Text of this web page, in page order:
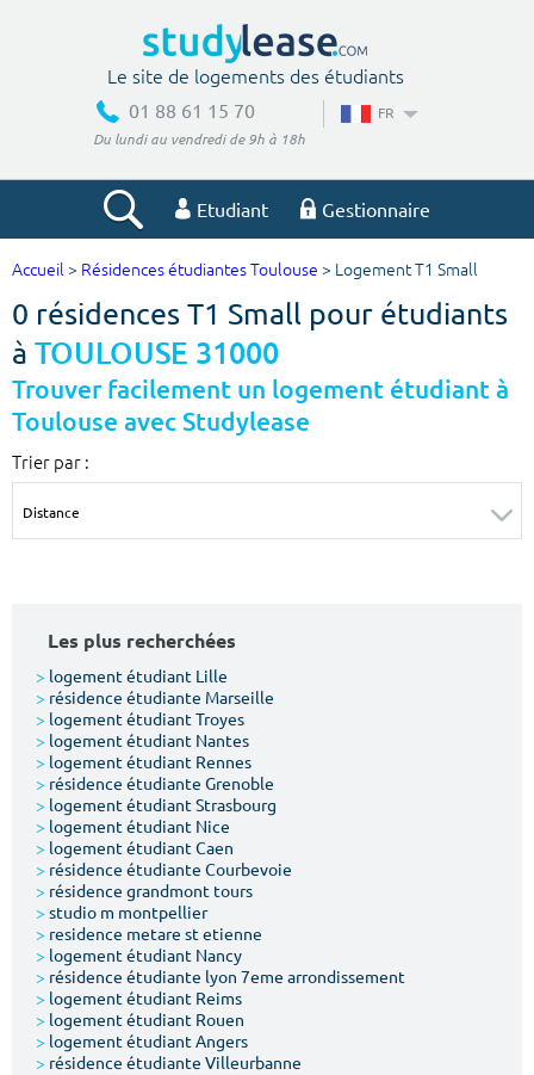
Le site de logements des étudiants
01 88 61 15 70
Du lundi au vendredi de 9h à 18h
FR
Etudiant Gestionnaire
Votre recherche
Ville, école
Type de location
Votre date d'entrée
Accueil > Résidences étudiantes Toulouse > Logement T1 Small
0 résidences T1 Small pour étudiants
à TOULOUSE 31000
Trouver facilement un logement étudiant à
Toulouse avec Studylease
Trier par :
Les plus recherchées
> logement étudiant Lille
> résidence étudiante Marseille
> logement étudiant Troyes
> logement étudiant Nantes
> logement étudiant Rennes
> résidence étudiante Grenoble
> logement étudiant Strasbourg
> logement étudiant Nice
> logement étudiant Caen
> résidence étudiante Courbevoie
> résidence grandmont tours
> studio m montpellier
> residence metare st etienne
> logement étudiant Nancy
> résidence étudiante lyon 7eme arrondissement
> logement étudiant Reims
> logement étudiant Rouen
> logement étudiant Angers
> résidence étudiante Villeurbanne